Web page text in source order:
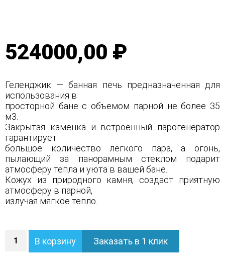
524000,00 ₽
Геленджик — банная печь предназначенная для
использования в
просторной бане с объемом парной не более 35
м3.
Закрытая каменка и встроенный парогенератор
гарантирует
большое количество легкого пара, а огонь,
пылающий за панорамным стеклом подарит
атмосферу тепла и уюта в вашей бане.
Кожух из природного камня, создаст приятную
атмосферу в парной,
излучая мягкое тепло.
Печь
Геленджик
В корзину Заказать в 1 клик